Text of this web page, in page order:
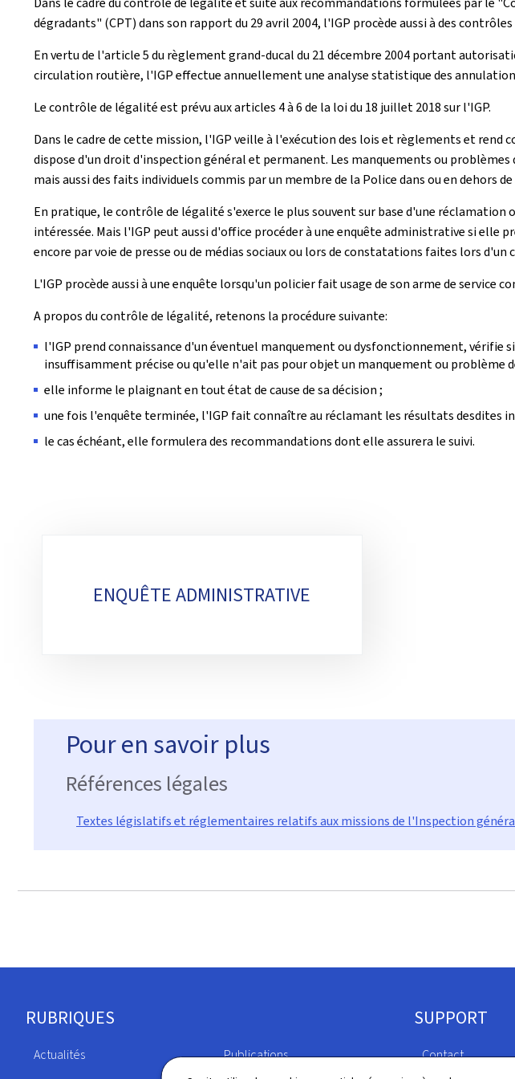
dégradants" (CPT) dans son rapport du 29 avril 2004, l'IGP procède aussi à des
En vertu de l'article 5 du règlement grand-ducal du 21 décembre 2004 portant
circulation routière, l'IGP effectue annuellement une analyse statistique des
Le contrôle de légalité est prévu aux articles 4 à 6 de la loi du 18 juillet 2018 sur l'IGP.
Dans le cadre de cette mission, l'IGP veille à l'exécution des lois et règlements et
dispose d'un droit d'inspection général et permanent. Les manquements ou
mais aussi des faits individuels commis par un membre de la Police dans ou en dehors
En pratique, le contrôle de légalité s'exerce le plus souvent sur base d'une
intéressée. Mais l'IGP peut aussi d'office procéder à une enquête administrative si
encore par voie de presse ou de médias sociaux ou lors de constatations faites lors
L'IGP procède aussi à une enquête lorsqu'un policier fait usage de son arme de service
A propos du contrôle de légalité, retenons la procédure suivante:
l'IGP prend connaissance d'un éventuel manquement ou dysfonctionnement,
insuffisamment précise ou qu'elle n'ait pas pour objet un manquement ou problème
elle informe le plaignant en tout état de cause de sa décision ;
une fois l'enquête terminée, l'IGP fait connaître au réclamant les résultats desdites
le cas échéant, elle formulera des recommandations dont elle assurera le suivi.
rubriquesENQUÊTE ADMINISTRATIVE
Pour en savoir plus
Références légales
Textes législatifs et réglementaires relatifs aux missions de l'Inspection
Pied
de
RUBRIQUES
Actualités Publications
SUPPORT
Contact